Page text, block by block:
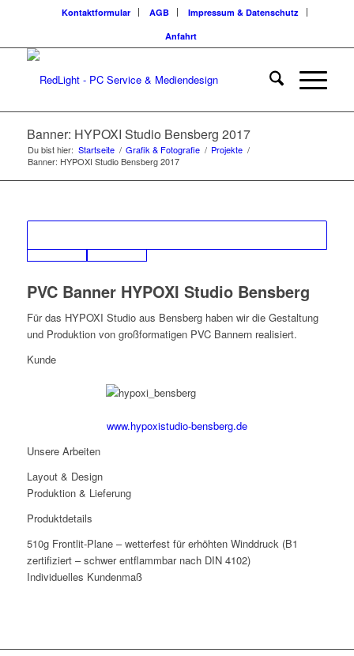
Kontaktformular AGB
Impressum & Datenschutz
Anfahrt
Banner: HYPOXI Studio Bensberg 2017
Du bist hier: Startseite / Grafik & Fotografie / Projekte /
Banner: HYPOXI Studio Bensberg 2017
PVC Banner HYPOXI Studio Bensberg
Für das HYPOXI Studio aus Bensberg haben wir die Gestaltung
und Produktion von großformatigen PVC Bannern realisiert.
Kunde
www.hypoxistudio-bensberg.de
Unsere Arbeiten
Layout & Design
Produktion & Lieferung
Produktdetails
510g Frontlit-Plane – wetterfest für erhöhten Winddruck (B1
zertifiziert – schwer entflammbar nach DIN 4102)
Individuelles Kundenmaß